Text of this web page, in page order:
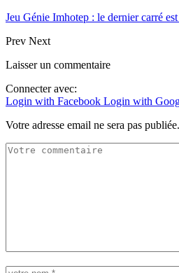
Jeu Génie Imhotep : le dernier carré
Prev Next
Laisser un commentaire
Connecter avec:
Login with Facebook Login with
Votre adresse email ne sera pas publiée.